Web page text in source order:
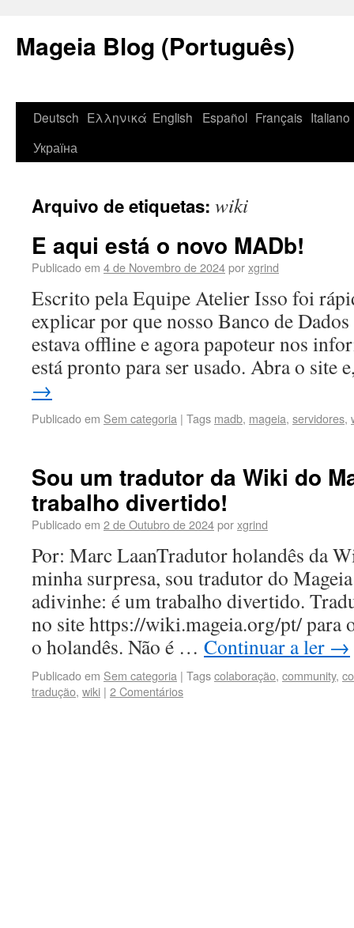
Mageia Blog (Português)
Deutsch Ελληνικά English Español Français Italiano
Україна
Arquivo de etiquetas: wiki
E aqui está o novo MADb!
Publicado em 4 de Novembro de 2024porxgrind
Escrito pela Equipe Atelier Isso foi
explicar por que nosso Banco de
estava offline e agora papoteur nos
está pronto para ser usado. Abra o site
→
Publicado em Sem categoria | Tags madb, mageia, servidores,
Sou um tradutor da Wiki do
trabalho divertido!
Publicado em 2 de Outubro de 2024porxgrind
Por: Marc LaanTradutor holandês da
minha surpresa, sou tradutor do
adivinhe: é um trabalho divertido.
no site https://wiki.mageia.org/pt/ para
o holandês. Não é … Continuar a ler →
Publicado em Sem categoria | Tagscolaboração, community,
tradução, wiki | 2 Comentários